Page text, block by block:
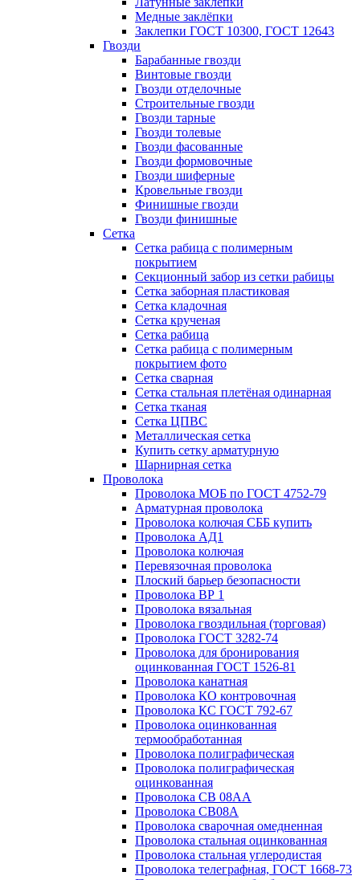
Медные заклёпки
Заклепки ГОСТ 10300, ГОСТ 12643
Гвозди
Барабанные гвозди
Винтовые гвозди
Гвозди отделочные
Строительные гвозди
Гвозди тарные
Гвозди толевые
Гвозди фасованные
Гвозди формовочные
Гвозди шиферные
Кровельные гвозди
Финишные гвозди
Гвозди финишные
Сетка
Сетка рабица с полимерным
покрытием
Секционный забор из сетки рабицы
Сетка заборная пластиковая
Сетка кладочная
Сетка крученая
Сетка рабица
Сетка рабица с полимерным
покрытием фото
Сетка сварная
Сетка стальная плетёная одинарная
Сетка тканая
Сетка ЦПВС
Металлическая сетка
Купить сетку арматурную
Шарнирная сетка
Проволока
Проволока МОБ по ГОСТ 4752-79
Арматурная проволока
Проволока колючая СББ купить
Проволока АД1
Проволока колючая
Перевязочная проволока
Плоский барьер безопасности
Проволока ВР 1
Проволока вязальная
Проволока гвоздильная (торговая)
Проволока ГОСТ 3282-74
Проволока для бронирования
оцинкованная ГОСТ 1526-81
Проволока канатная
Проволока КО контровочная
Проволока КС ГОСТ 792-67
Проволока оцинкованная
термообработанная
Проволока полиграфическая
Проволока полиграфическая
оцинкованная
Проволока СВ 08АА
Проволока СВ08А
Проволока сварочная омедненная
Проволока стальная оцинкованная
Проволока стальная углеродистая
Проволока телеграфная, ГОСТ 1668-73